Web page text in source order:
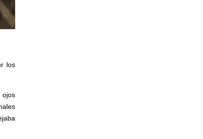
los
ojos